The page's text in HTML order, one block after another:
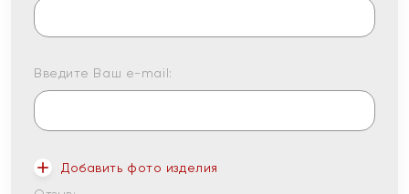
Введите Ваш e-mail:
Добавить фото изделия